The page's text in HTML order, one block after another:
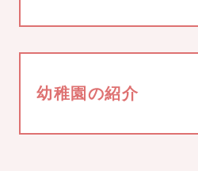
幼稚園の紹介